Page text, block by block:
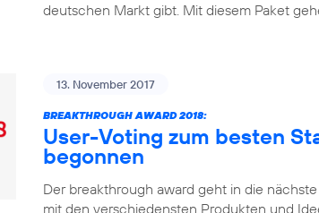
deutschen Markt gibt. Mit diesem Paket
13. November 2017
BREAKTHROUGH AWARD 2018:
User-Voting zum besten
begonnen
Der breakthrough award geht in die
mit den verschiedensten Produkten und